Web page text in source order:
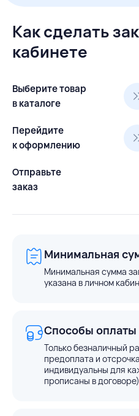
Как сделать
кабинете
Выберите товар
в каталоге
Перейдите
к оформлению
Отправьте
заказ
Минимальная
Минимальная сумма
указана в личном
Способы оплаты
Только безналичный
предоплата и
индивидуальны для
прописаны в договоре)